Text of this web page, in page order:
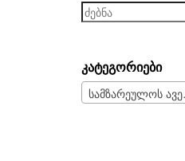
ძებნა
ᲙᲐᲢᲔᲒᲝᲠᲘᲔᲑᲘ
სამზარეულოს ავეჯი (149)